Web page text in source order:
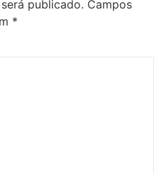
publicado. Campos
*